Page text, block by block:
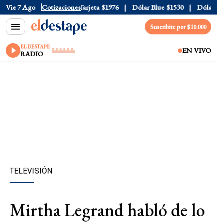
Vie 7 Ago Cotizaciones
$1520 Dólar Tarjeta $1976 Dólar Blue $1530 Dólar
Suscribite por $10.000
EL DESTAPE
RADIO EN VIVO
TELEVISIÓN
Mirtha Legrand habló de lo